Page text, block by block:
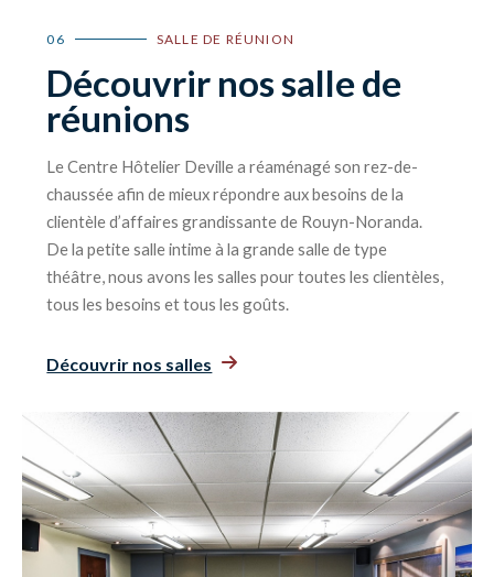
06 SALLE DE RÉUNION
Découvrir nos salle de
réunions
Le Centre Hôtelier Deville a réaménagé son rez-de-
chaussée afin de mieux répondre aux besoins de la
clientèle d’affaires grandissante de Rouyn-Noranda.
De la petite salle intime à la grande salle de type
théâtre, nous avons les salles pour toutes les clientèles,
tous les besoins et tous les goûts.
Découvrir nos salles